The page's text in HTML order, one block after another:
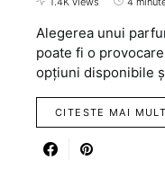
Alegerea unui
poate fi o
opțiuni disponibile
CITESTE MAI MULT